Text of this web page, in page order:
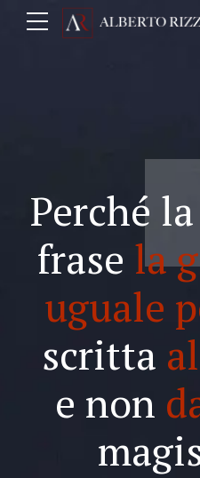
Perché
frase la
uguale
scritta
e non